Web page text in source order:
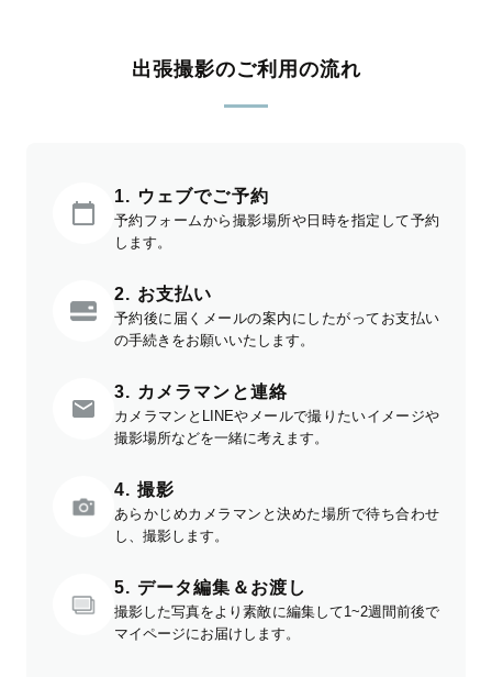
出張撮影のご利用の流れ
1. ウェブでご予約
予約フォームから撮影場所や日時を指定して予約
します。
2. お支払い
予約後に届くメールの案内にしたがってお支払い
の手続きをお願いいたします。
3. カメラマンと連絡
カメラマンとLINEやメールで撮りたいイメージや
撮影場所などを一緒に考えます。
4. 撮影
あらかじめカメラマンと決めた場所で待ち合わせ
し、撮影します。
5. データ編集＆お渡し
撮影した写真をより素敵に編集して1~2週間前後で
マイページにお届けします。